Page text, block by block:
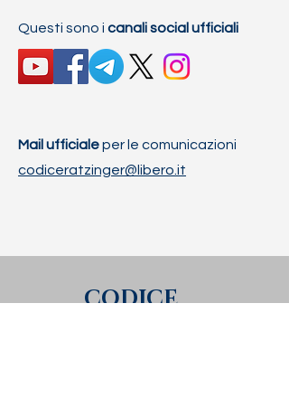
Questi sono i canali social ufficiali
Mail ufficialeper le comunicazioni
codiceratzinger@libero.it
CODICE